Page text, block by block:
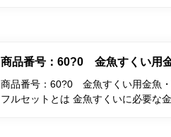
商品番号：60?0 金魚すくい用
商品番号：60?0 金魚すくい用金魚
フルセットとは 金魚すくいに必要な